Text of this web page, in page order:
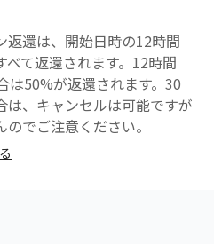
え、ご参加ください。
扱いとなりますのでご理解
返還は、開始日時の12時間
て返還されます。12時間
は50%が返還されます。30
、キャンセルは可能ですが
でご注意ください。